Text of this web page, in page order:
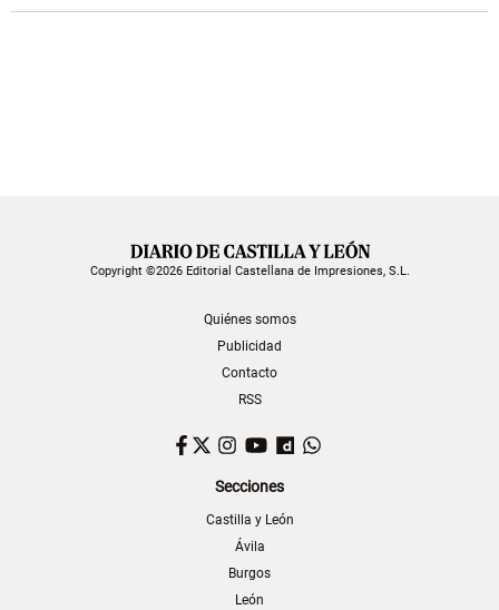
Copyright ©2026 Editorial Castellana de Impresiones, S.L.
Quiénes somos
Publicidad
Contacto
RSS
Facebook
TwitterInstagram
YouTubeDailymotion
Secciones
Castilla y León
Ávila
Burgos
León